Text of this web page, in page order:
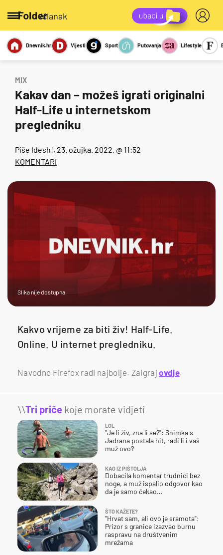
/članak
Miks Kviz
Report
Sexy
Dnevnik.hr Vijesti Sport Putovanja Lifestyle
MIX
Kakav dan – možeš igrati originalni
Half-Life u internetskom
pregledniku
Piše Idesh!, 23. ožujka. 2022. @ 11:52
KOMENTARI
Slika nije dostupna
Kakvo vrijeme za biti živ! Half-Life.
Online. U internet pregledniku.
Navodno Firefox radi najbolje. Zaigrajovdje.
\\Tri priče koje morate vidjeti
LOL
"Je li živ, zna li se?": Snimka s
Jadrana postala hit, radi li i vaš
muž ovo?
KAO IZ PIŠTOLJA
Dobacila komentar trudnici bez
noge, a muž ispalio odgovor kao
da je samo čekao…
ŠTO KAŽETE?
"Hrvat sam, ali ovo je sramota":
Prizor s granice izazvao burnu
raspravu na društvenim
mrežama